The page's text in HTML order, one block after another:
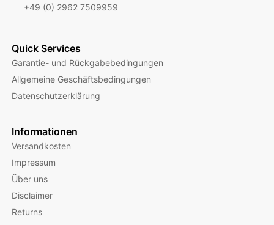
+49 (0) 2962 7509959
Quick Services
Garantie- und Rückgabebedingungen
Allgemeine Geschäftsbedingungen
Datenschutzerklärung
Informationen
Versandkosten
Impressum
Über uns
Disclaimer
Returns